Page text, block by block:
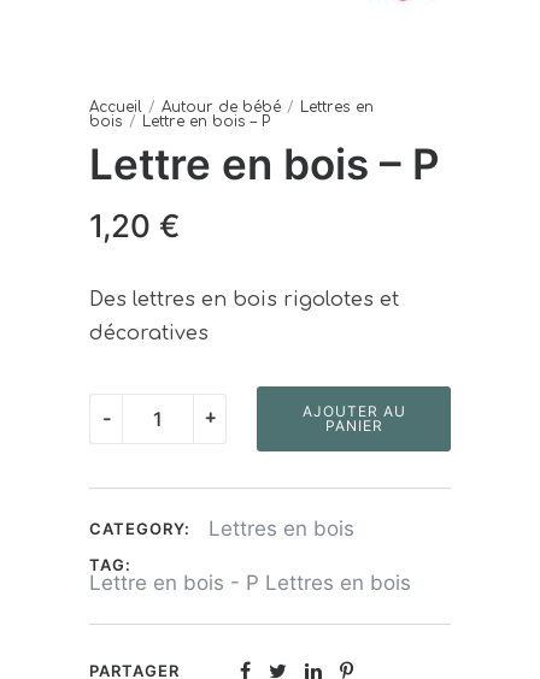
Accueil / Autour de bébé / Lettres en
bois / Lettre en bois – P
Lettre en bois – P
1,20 €
Des lettres en bois rigolotes et
décoratives
-
quantité
-
+
AJOUTER AU
PANIER
CATEGORY: Lettres en bois
TAG:
Lettre en bois - P Lettres en bois
PARTAGER